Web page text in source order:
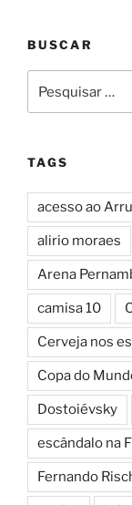
BUSCAR
por:
TAGS
acesso ao
alirio moraes
Arena
camisa 10
Cerveja nos
Copa do
Dostoiévsky
escândalo na
Fernando